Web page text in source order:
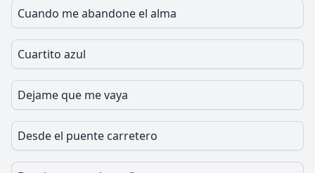
Cuando me abandone el alma
Cuartito azul
Dejame que me vaya
Desde el puente carretero